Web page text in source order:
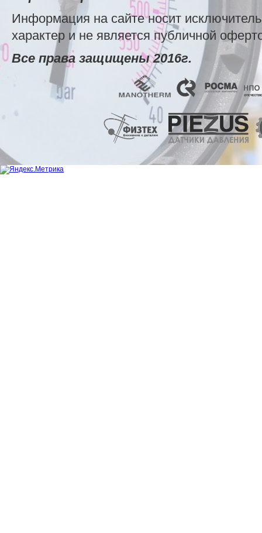
Информация на сайте носит
характер и не является публичной
Все права защищены 2016г.